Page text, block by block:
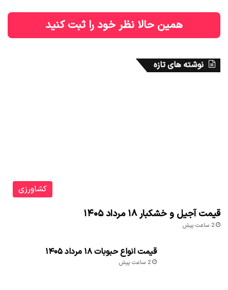
همین حالا نظر خود را ثبت کنید
نوشته های تازه
کشاورزی
قیمت آجیل و خشکبار ۱۸ مرداد ۱۴۰۵
2 ساعت پیش
قیمت انواع حبوبات ۱۸ مرداد ۱۴۰۵
2 ساعت پیش